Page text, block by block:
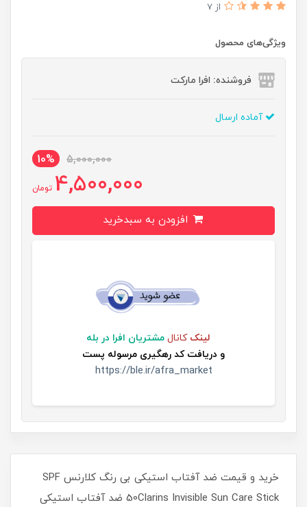
از 7
ویژگی‌های محصول
فروشنده: افرا مارکت
آماده ارسال
5,000,000
10%
4,500,000 تومان
لینک کانال مشتریان افرا در بله
و دریافت کد رهگیری مرسوله پست
https://ble.ir/afra_market
خرید و قیمت ضد آفتاب استیکی بی رنگ کلارنس SPF
50Clarins Invisible Sun Care Stick ضد آفتاب استیکی